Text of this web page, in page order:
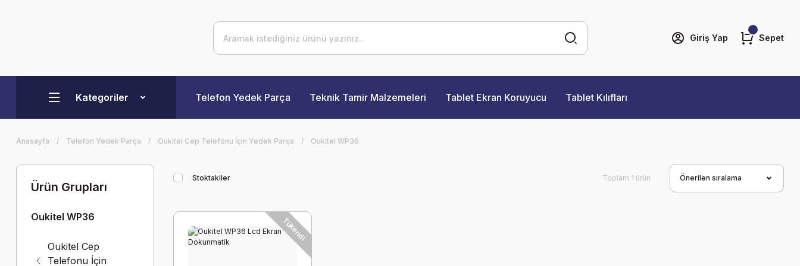
Giriş Yap Sepet
Kategoriler Telefon Yedek Parça Teknik Tamir Malzemeleri Tablet Ekran Koruyucu Tablet Kılıfları
Anasayfa Telefon Yedek Parça Oukitel Cep Telefonu İçin Yedek Parça Oukitel WP36
Ürün Grupları
Oukitel WP36
Oukitel Cep
Telefonu İçin
Stoktakiler Toplam 1 ürün
Tükendi